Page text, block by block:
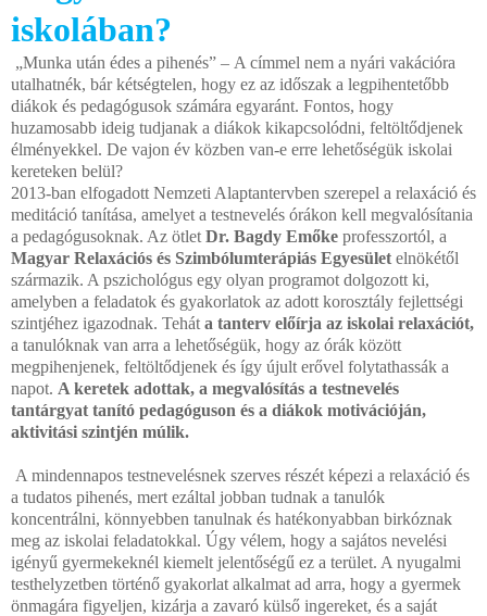
iskolában?
„Munka után édes a pihenés” – A címmel nem a nyári vakációra
utalhatnék, bár kétségtelen, hogy ez az időszak a legpihentetőbb
diákok és pedagógusok számára egyaránt. Fontos, hogy
huzamosabb ideig tudjanak a diákok kikapcsolódni, feltöltődjenek
élményekkel. De vajon év közben van-e erre lehetőségük iskolai
kereteken belül?
2013-ban elfogadott Nemzeti Alaptantervben szerepel a relaxáció és
meditáció tanítása, amelyet a testnevelés órákon kell megvalósítania
a pedagógusoknak. Az ötlet Dr. Bagdy Emőke professzortól, a
Magyar Relaxációs és Szimbólumterápiás Egyesület elnökétől
származik. A pszichológus egy olyan programot dolgozott ki,
amelyben a feladatok és gyakorlatok az adott korosztály fejlettségi
szintjéhez igazodnak. Tehát a tanterv előírja az iskolai relaxációt,
a tanulóknak van arra a lehetőségük, hogy az órák között
megpihenjenek, feltöltődjenek és így újult erővel folytathassák a
napot. A keretek adottak, a megvalósítás a testnevelés
tantárgyat tanító pedagóguson és a diákok motivációján,
aktivitási szintjén múlik.
A mindennapos testnevelésnek szerves részét képezi a relaxáció és
a tudatos pihenés, mert ezáltal jobban tudnak a tanulók
koncentrálni, könnyebben tanulnak és hatékonyabban birkóznak
meg az iskolai feladatokkal. Úgy vélem, hogy a sajátos nevelési
igényű gyermekeknél kiemelt jelentőségű ez a terület. A nyugalmi
testhelyzetben történő gyakorlat alkalmat ad arra, hogy a gyermek
önmagára figyeljen, kizárja a zavaró külső ingereket, és a saját